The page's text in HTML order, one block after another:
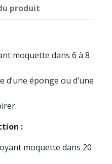
produit
moquette dans 6 à 8
d’une éponge ou d’une
:
moquette dans 20